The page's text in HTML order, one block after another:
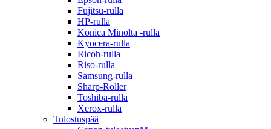
Fujitsu-rulla
HP-rulla
Konica Minolta -rulla
Kyocera-rulla
Ricoh-rulla
Riso-rulla
Samsung-rulla
Sharp-Roller
Toshiba-rulla
Xerox-rulla
Tulostuspää